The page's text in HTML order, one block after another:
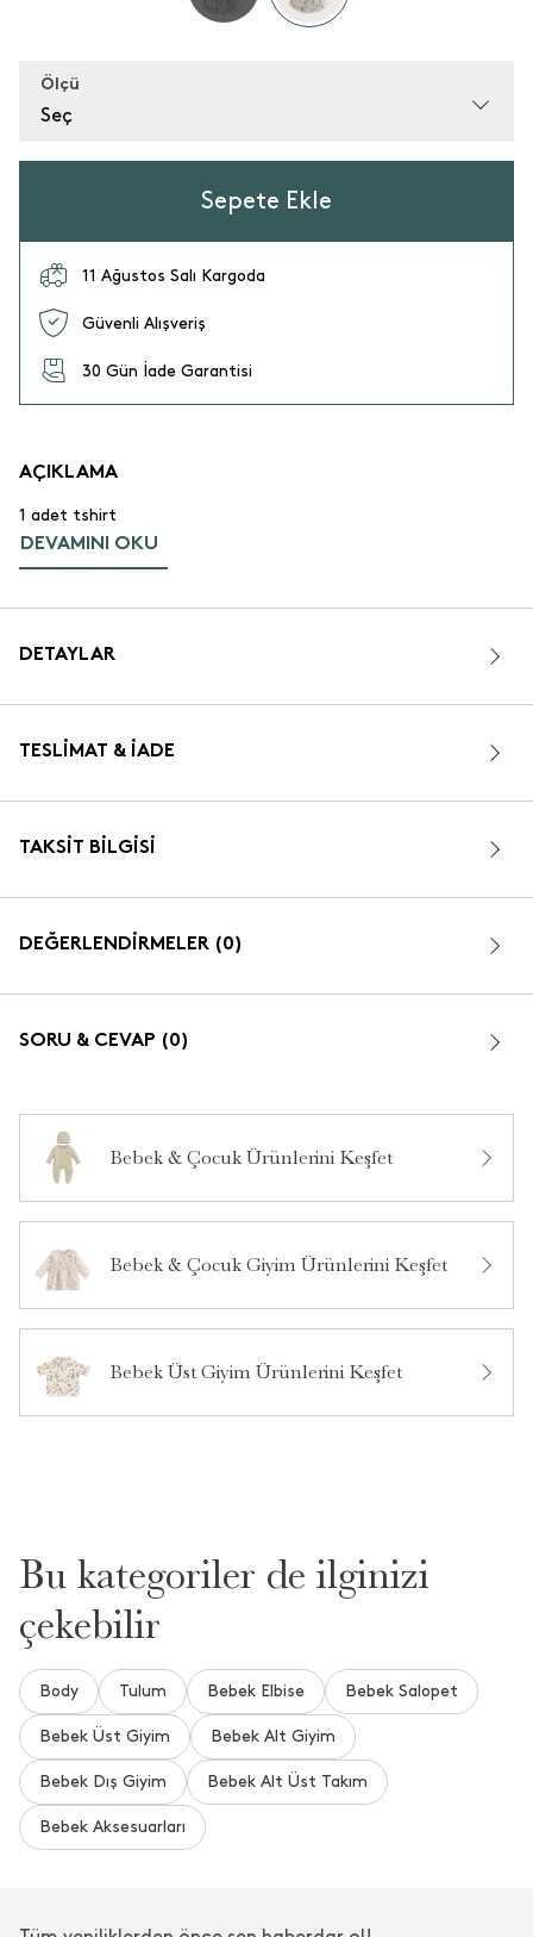
Ölçü
Seç
Sepete Ekle
11 Ağustos Salı Kargoda
Güvenli Alışveriş
30 Gün İade Garantisi
AÇIKLAMA
1 adet tshirt
DEVAMINI OKU
DETAYLAR
TESLIMAT & İADE
TAKSIT BILGISI
DEĞERLENDİRMELER (0)
SORU & CEVAP (0)
Ürün Hakkında Soru Sor
Bebek & Çocuk Ürünlerini Keşfet
Bebek & Çocuk Giyim Ürünlerini Keşfet
Bebek Üst Giyim Ürünlerini Keşfet
Bu kategoriler de ilginizi
çekebilir
Body Tulum Bebek Elbise Bebek Salopet
Bebek Üst Giyim Bebek Alt Giyim
Bebek Dış Giyim Bebek Alt Üst Takım
Bebek Aksesuarları